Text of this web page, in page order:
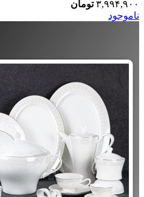
۳,۹۹۴,۹۰۰ تومان
ناموجود